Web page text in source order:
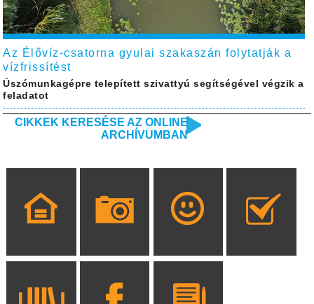
Az Élővíz-csatorna gyulai szakaszán folytatják a
vízfrissítést
Úszómunkagépre telepített szivattyú segítségével végzik a
feladatot
CIKKEK KERESÉSE AZ ONLINE
ARCHÍVUMBAN